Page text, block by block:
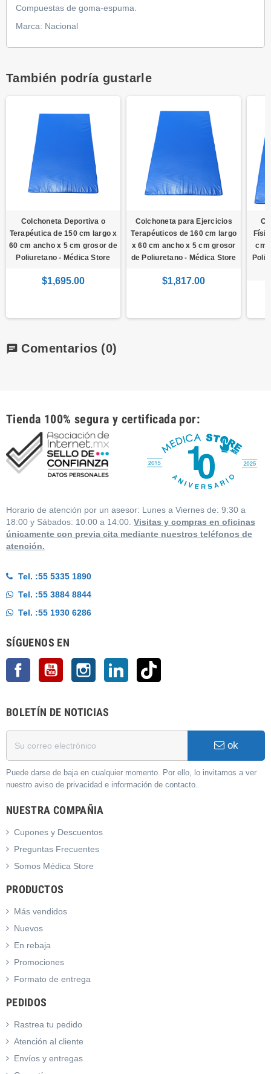
Compuestas de goma-espuma.
Marca: Nacional
También podría gustarle
Colchoneta Deportiva o
Terapéutica de 150 cm largo x
60 cm ancho x 5 cm grosor de
Poliuretano - Médica Store
$1,695.00
Colchoneta para Ejercicios
Terapéuticos de 160 cm largo
x 60 cm ancho x 5 cm grosor
de Poliuretano - Médica Store
$1,817.00
cm
chat Comentarios (0)
Tienda 100% segura y certificada por:
Horario de atención por un asesor: Lunes a Viernes de: 9:30 a
18:00 y Sábados: 10:00 a 14:00. Visitas y compras en oficinas
únicamente con previa cita mediante nuestros teléfonos de
atención.
Tel. :55 5335 1890
Tel. :55 3884 8844
Tel. :55 1930 6286
SÍGUENOS EN
Facebook YouTube Instagram LinkedIn
BOLETÍN DE NOTICIAS
ok
Puede darse de baja en cualquier momento. Por ello, lo invitamos a ver
nuestro aviso de privacidad e información de contacto.
NUESTRA COMPAÑIA
Cupones y Descuentos
Preguntas Frecuentes
Somos Médica Store
PRODUCTOS
Más vendidos
Nuevos
En rebaja
Promociones
Formato de entrega
PEDIDOS
Rastrea tu pedido
Atención al cliente
Envíos y entregas